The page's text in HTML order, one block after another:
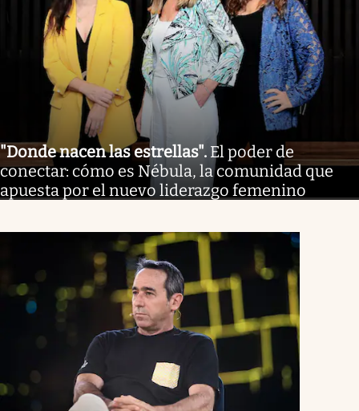
"Donde nacen las estrellas". El poder de
conectar: cómo es Nébula, la comunidad que
apuesta por el nuevo liderazgo femenino